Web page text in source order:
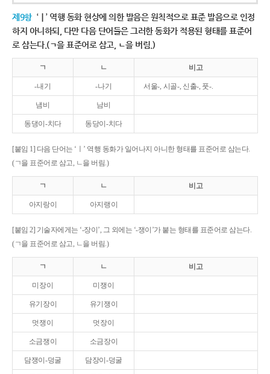
제9항 ‘ㅣ’ 역행 동화 현상에 의한 발음은 원칙적으로 표준 발음으로 인정
하지 아니하되, 다만 다음 단어들은 그러한 동화가 적용된 형태를 표준어
로 삼는다.(ㄱ을 표준어로 삼고, ㄴ을 버림.)
ㄱ ㄴ 비고
-내기 -나기 서울-, 시골-, 신출-, 풋-.
냄비 남비
동댕이-치다 동당이-치다
[붙임 1] 다음 단어는 ‘ㅣ’ 역행 동화가 일어나지 아니한 형태를 표준어로 삼는다.
(ㄱ을 표준어로 삼고, ㄴ을 버림.)
ㄱ ㄴ 비고
아지랑이 아지랭이
[붙임 2] 기술자에게는 ‘-장이’, 그 외에는 ‘-쟁이’가 붙는 형태를 표준어로 삼는다.
(ㄱ을 표준어로 삼고, ㄴ을 버림.)
ㄱ ㄴ 비고
미장이 미쟁이
유기장이 유기쟁이
멋쟁이 멋장이
소금쟁이 소금장이
담쟁이-덩굴 담장이-덩굴